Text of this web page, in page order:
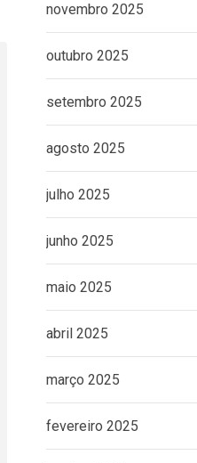
novembro 2025
outubro 2025
setembro 2025
agosto 2025
julho 2025
junho 2025
maio 2025
abril 2025
março 2025
fevereiro 2025